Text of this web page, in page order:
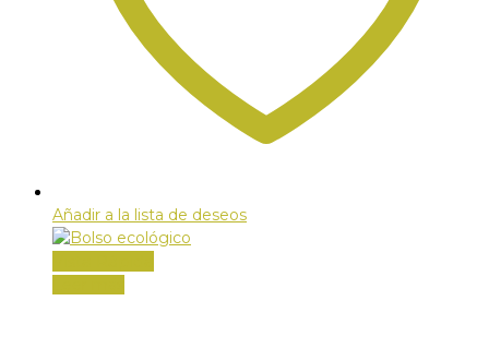
Añadir a la lista de deseos